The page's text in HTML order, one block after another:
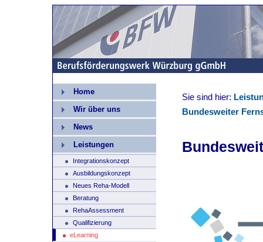
Home
Wir über uns
News
Leistungen
Integrationskonzept
Ausbildungskonzept
Neues Reha-Modell
Beratung
RehaAssessment
Qualifizierung
eLearning
Sie sind hier:
Bundesweiter